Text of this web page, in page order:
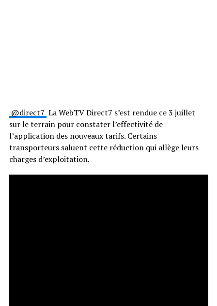
@direct7 La WebTV Direct7 s’est rendue ce 3 juillet
sur le terrain pour constater l’effectivité de
l’application des nouveaux tarifs. Certains
transporteurs saluent cette réduction qui allège leurs
charges d’exploitation.